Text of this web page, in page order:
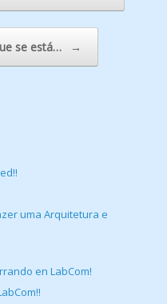
se está… →
uma Arquitetura e
en LabCom!